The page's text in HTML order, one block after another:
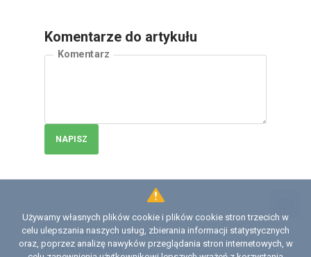
Komentarze do artykułu
Komentarz
NAPISZ
Używamy własnych plików cookie i plików cookie stron trzecich w
celu ulepszania naszych usług, zbierania informacji statystycznych
oraz, poprzez analizę nawyków przeglądania stron internetowych, w
Licencja
Umowa z użytkownikiem serwisu
Polityka prywatności